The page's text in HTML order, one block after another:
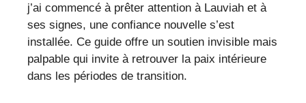
j’ai commencé à prêter attention à Lauviah et à
ses signes, une confiance nouvelle s’est
installée. Ce guide offre un soutien invisible mais
palpable qui invite à retrouver la paix intérieure
dans les périodes de transition.